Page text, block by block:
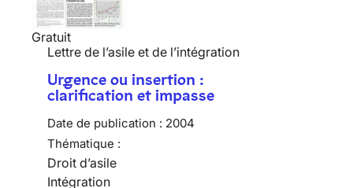
Gratuit
Lettre de l’asile et de l’intégration
Urgence ou insertion :
clarification et impasse
Date de publication : 2004
Thématique :
Droit d’asile
Intégration